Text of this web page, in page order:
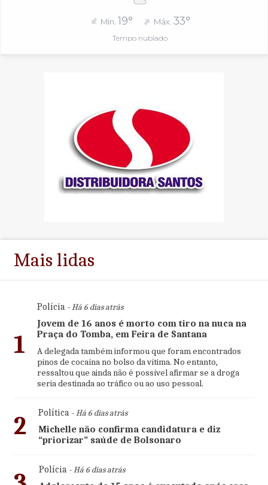
Mín. 19° Máx. 33°
Tempo nublado
Mais lidas
1
Polícia- Há 6 dias atrás
Jovem de 16 anos é morto com tiro na nuca na
Praça do Tomba, em Feira de Santana
A delegada também informou que foram encontrados
pinos de cocaína no bolso da vítima. No entanto,
ressaltou que ainda não é possível afirmar se a droga
seria destinada ao tráfico ou ao uso pessoal.
2 Política- Há 6 dias atrás
Michelle não confirma candidatura e diz
“priorizar” saúde de Bolsonaro
Polícia- Há 6 dias atrás